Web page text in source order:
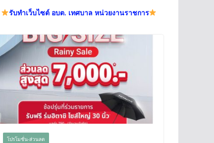
รับทำเว็บไซต์ อบต. เทศบาล หน่วยงานราชการ
โปรโมชั่น-ส่วนลด